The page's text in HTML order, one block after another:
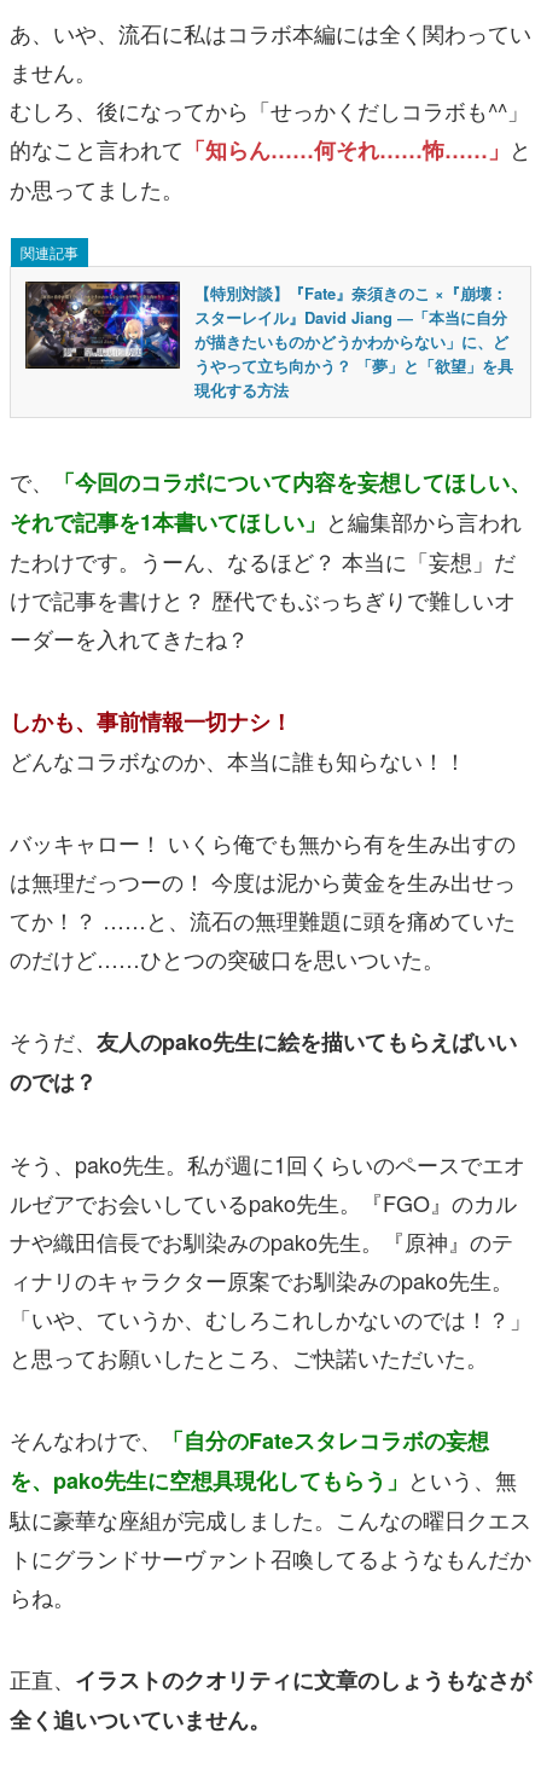
あ、いや、流石に私はコラボ本編には全く関わってい
ません。
むしろ、後になってから「せっかくだしコラボも^^」
的なこと言われて 「知らん……何それ……怖……」 と
か思ってました。
関連記事
【特別対談】『Fate』奈須きのこ ×『崩壊：
スターレイル』David Jiang ―「本当に自分
が描きたいものかどうかわからない」に、ど
うやって立ち向かう？ 「夢」と「欲望」を具
現化する方法
で、
「今回のコラボについて内容を妄想してほしい、
それで記事を1本書いてほしい」 と編集部から言われ
たわけです。うーん、なるほど？ 本当に「妄想」だ
けで記事を書けと？ 歴代でもぶっちぎりで難しいオ
ーダーを入れてきたね？
しかも、事前情報一切ナシ！
どんなコラボなのか、本当に誰も知らない！！
バッキャロー！ いくら俺でも無から有を生み出すの
は無理だっつーの！ 今度は泥から黄金を生み出せっ
てか！？ ……と、流石の無理難題に頭を痛めていた
のだけど……ひとつの突破口を思いついた。
そうだ、 友人のpako先生に絵を描いてもらえばいい
のでは？
そう、pako先生。私が週に1回くらいのペースでエオ
ルゼアでお会いしているpako先生。『FGO』のカル
ナや織田信長でお馴染みのpako先生。『原神』のテ
ィナリのキャラクター原案でお馴染みのpako先生。
「いや、ていうか、むしろこれしかないのでは！？」
と思ってお願いしたところ、ご快諾いただいた。
そんなわけで、
「自分のFateスタレコラボの妄想
を、pako先生に空想具現化してもらう」 という、無
駄に豪華な座組が完成しました。こんなの曜日クエス
トにグランドサーヴァント召喚してるようなもんだか
らね。
正直、 イラストのクオリティに文章のしょうもなさが
全く追いついていません。